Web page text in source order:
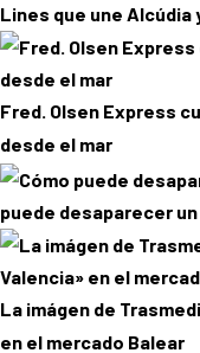
Lines que une Alcúdia
Fred. Olsen Express
desde el mar
puede desaparecer
La imágen de
en el mercado Balear